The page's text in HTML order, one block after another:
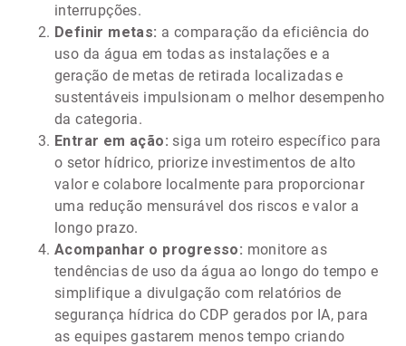
interrupções.
Definir metas: a comparação da eficiência do
uso da água em todas as instalações e a
geração de metas de retirada localizadas e
sustentáveis impulsionam o melhor desempenho
da categoria.
Entrar em ação: siga um roteiro específico para
o setor hídrico, priorize investimentos de alto
valor e colabore localmente para proporcionar
uma redução mensurável dos riscos e valor a
longo prazo.
Acompanhar o progresso: monitore as
tendências de uso da água ao longo do tempo e
simplifique a divulgação com relatórios de
segurança hídrica do CDP gerados por IA, para
as equipes gastarem menos tempo criando